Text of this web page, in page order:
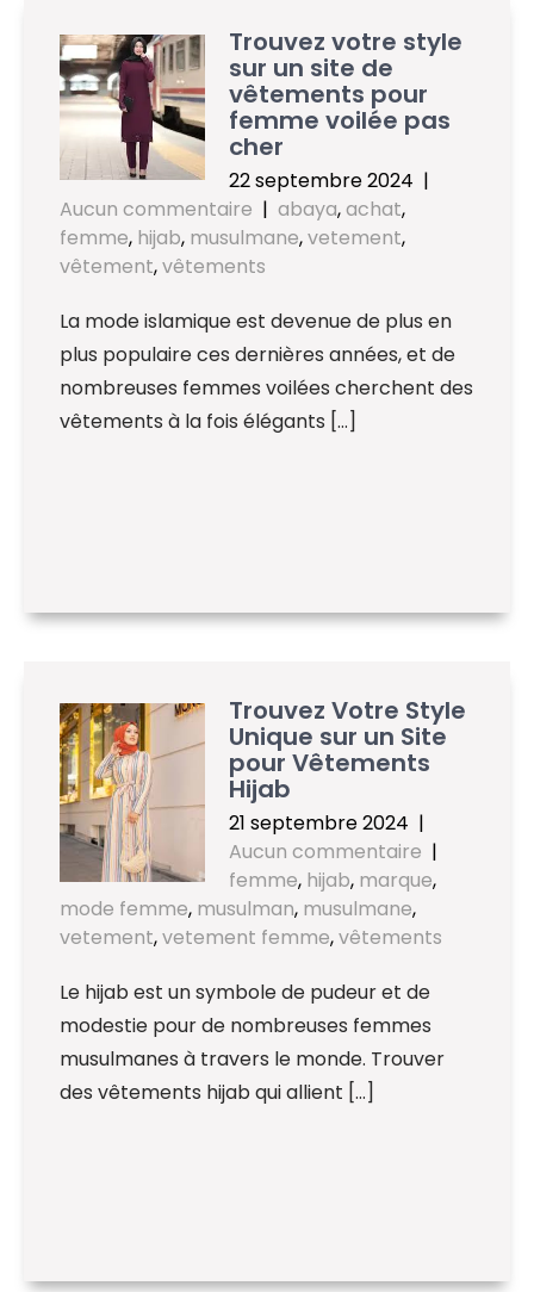
Trouvez votre style
sur un site de
vêtements pour
femme voilée pas
cher
22 septembre 2024 |
Aucun commentaire | abaya,achat,
femme, hijab, musulmane,vetement,
vêtement,vêtements
La mode islamique est devenue de plus en
plus populaire ces dernières années, et de
nombreuses femmes voilées cherchent des
vêtements à la fois élégants […]
Trouvez Votre Style
Unique sur un Site
pour Vêtements
Hijab
21 septembre 2024 |
Aucun commentaire |
femme, hijab, marque,
mode femme, musulman, musulmane,
vetement,vetement femme,vêtements
Le hijab est un symbole de pudeur et de
modestie pour de nombreuses femmes
musulmanes à travers le monde. Trouver
des vêtements hijab qui allient […]